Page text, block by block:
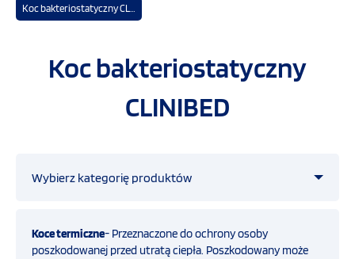
AKTUALNOŚCI
OFERTA
SZKOLENIA
Koc bakteriostatyczny CLINIBED
Koc bakteriostatyczny
CLINIBED
Wybierz kategorię produktów
Straż pożarna
Koce termiczne- Przeznaczone do ochrony osoby
poszkodowanej przed utratą ciepła. Poszkodowany może